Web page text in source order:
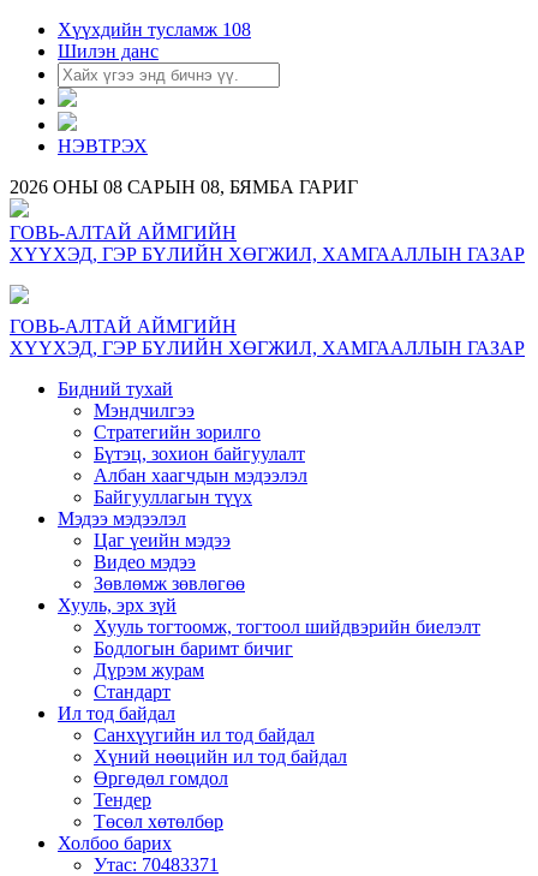
Хүүхдийн тусламж 108
Шилэн данс
НЭВТРЭХ
2026 ОНЫ 08 САРЫН 08, БЯМБА ГАРИГ
ГОВЬ-АЛТАЙ АЙМГИЙН
ХҮҮХЭД, ГЭР БҮЛИЙН ХӨГЖИЛ, ХАМГААЛЛЫН ГАЗАР
ГОВЬ-АЛТАЙ АЙМГИЙН
ХҮҮХЭД, ГЭР БҮЛИЙН ХӨГЖИЛ, ХАМГААЛЛЫН ГАЗАР
Бидний тухай
Мэндчилгээ
Стратегийн зорилго
Бүтэц, зохион байгуулалт
Албан хаагчдын мэдээлэл
Байгууллагын түүх
Мэдээ мэдээлэл
Цаг үеийн мэдээ
Видео мэдээ
Зөвлөмж зөвлөгөө
Хууль, эрх зүй
Хууль тогтоомж, тогтоол шийдвэрийн биелэлт
Бодлогын баримт бичиг
Дүрэм журам
Стандарт
Ил тод байдал
Санхүүгийн ил тод байдал
Хүний нөөцийн ил тод байдал
Өргөдөл гомдол
Тендер
Төсөл хөтөлбөр
Холбоо барих
Утас: 70483371